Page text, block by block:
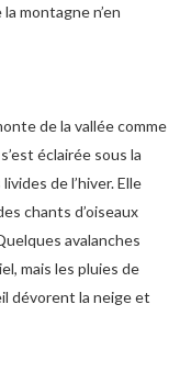
montagne n’en
de la vallée comme
éclairée sous la
de l’hiver. Elle
chants d’oiseaux
avalanches
mais les pluies de
dévorent la neige et